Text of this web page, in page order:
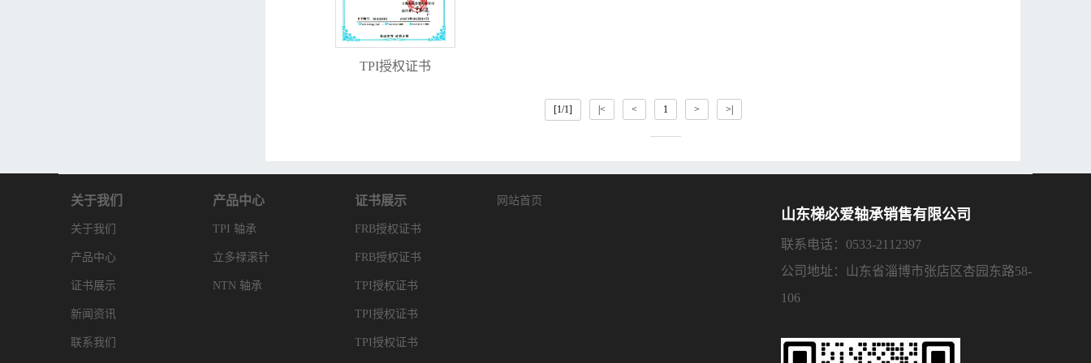
TPI授权证书
[1/1] |< < 1 > >|
关于我们
关于我们
产品中心
证书展示
新闻资讯
联系我们
产品中心
TPI 轴承
立多禄滚针
NTN 轴承
证书展示
FRB授权证书
FRB授权证书
TPI授权证书
TPI授权证书
TPI授权证书
网站首页
山东梯必爱轴承销售有限公司
联系电话：0533-2112397
公司地址：山东省淄博市张店区杏园东路58-
106